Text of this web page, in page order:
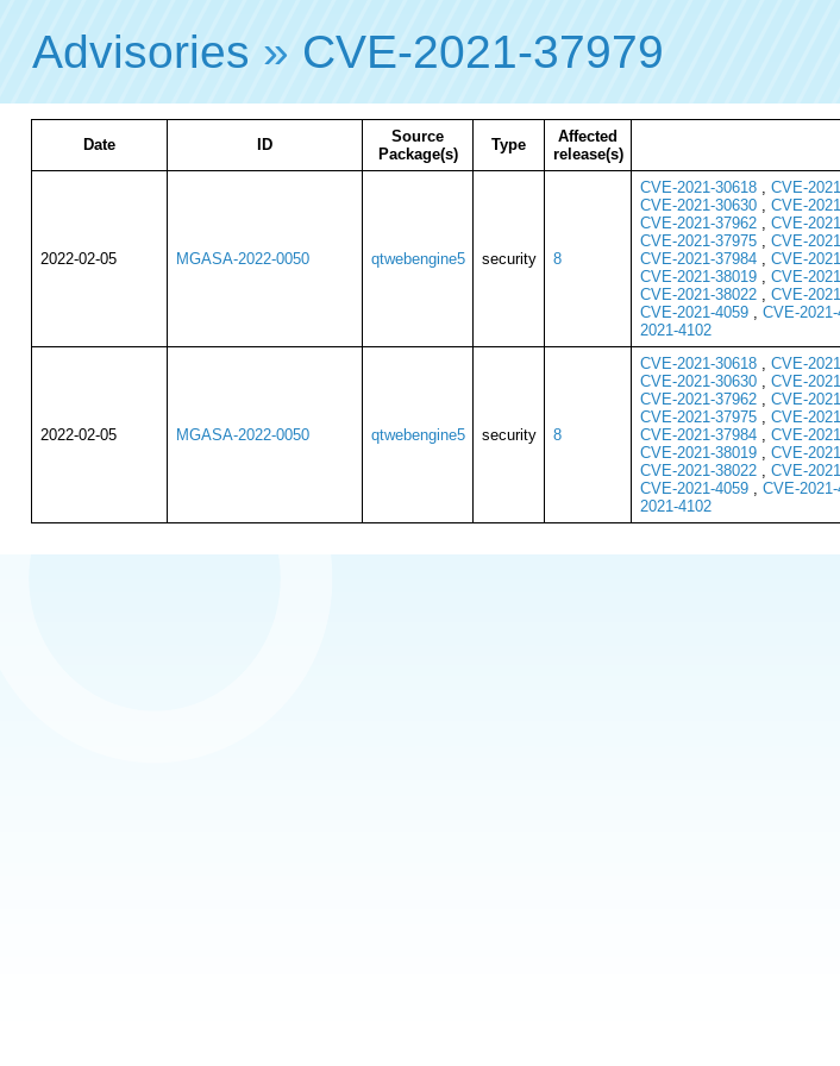
Advisories » CVE-2021-37979
Date ID
Source
Package(s)
Type
Affected
release(s)
2022-02-05 MGASA-2022-0050 qtwebengine5 security 8
CVE-2021-30618, CVE-
CVE-2021-30630, CVE-
CVE-2021-37962, CVE-
CVE-2021-37975, CVE-
CVE-2021-37984, CVE-
CVE-2021-38019, CVE-
CVE-2021-38022, CVE-
CVE-2021-4059, CVE-
2021-4102
2022-02-05 MGASA-2022-0050 qtwebengine5 security 8
CVE-2021-30618, CVE-
CVE-2021-30630, CVE-
CVE-2021-37962, CVE-
CVE-2021-37975, CVE-
CVE-2021-37984, CVE-
CVE-2021-38019, CVE-
CVE-2021-38022, CVE-
CVE-2021-4059, CVE-
2021-4102